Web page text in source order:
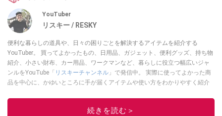
YouTuber
リスキー / RESKY
便利な暮らしの道具や、日々の困りごとを解決するアイテムを紹介する
YouTuber。 買ってよかったもの、日用品、ガジェット、便利グッズ、持ち物
紹介、小さい財布、カー用品、ワークマンなど、暮らしに役立つ幅広いジャ
ンルをYouTube「 リスキーチャンネル 」で発信中。 実際に使ってよかった商
品を中心に、かゆいところに手が届くアイテムや使い方をわかりやすく紹介
このイチオシストの他の記事を読む
続きを読む＞